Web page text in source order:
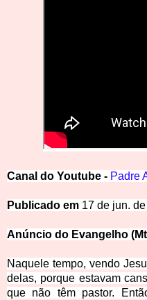
Canal do Youtube - Padre
Publicado em 17 de jun.
Anúncio do Evangelho (Mt
Naquele tempo, vendo
delas, porque estavam
que não têm pastor.